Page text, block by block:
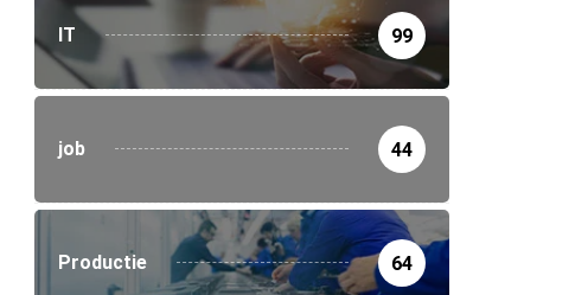
IT 99
job 44
Productie 64